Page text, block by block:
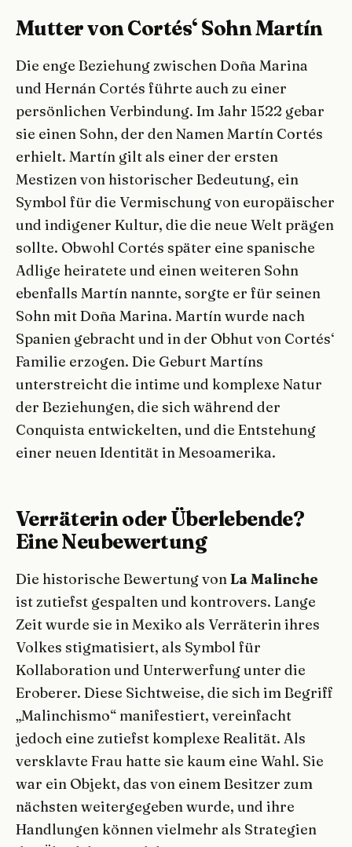
Mutter von Cortés‘ Sohn Martín
Die enge Beziehung zwischen Doña Marina
und Hernán Cortés führte auch zu einer
persönlichen Verbindung. Im Jahr 1522 gebar
sie einen Sohn, der den Namen Martín Cortés
erhielt. Martín gilt als einer der ersten
Mestizen von historischer Bedeutung, ein
Symbol für die Vermischung von europäischer
und indigener Kultur, die die neue Welt prägen
sollte. Obwohl Cortés später eine spanische
Adlige heiratete und einen weiteren Sohn
ebenfalls Martín nannte, sorgte er für seinen
Sohn mit Doña Marina. Martín wurde nach
Spanien gebracht und in der Obhut von Cortés‘
Familie erzogen. Die Geburt Martíns
unterstreicht die intime und komplexe Natur
der Beziehungen, die sich während der
Conquista entwickelten, und die Entstehung
einer neuen Identität in Mesoamerika.
Verräterin oder Überlebende?
Eine Neubewertung
Die historische Bewertung vonLa Malinche
ist zutiefst gespalten und kontrovers. Lange
Zeit wurde sie in Mexiko als Verräterin ihres
Volkes stigmatisiert, als Symbol für
Kollaboration und Unterwerfung unter die
Eroberer. Diese Sichtweise, die sich im Begriff
„Malinchismo“ manifestiert, vereinfacht
jedoch eine zutiefst komplexe Realität. Als
versklavte Frau hatte sie kaum eine Wahl. Sie
war ein Objekt, das von einem Besitzer zum
nächsten weitergegeben wurde, und ihre
Handlungen können vielmehr als Strategien